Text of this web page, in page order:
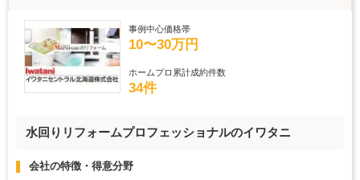
事例中心価格帯
10〜30万円
ホームプロ累計成約件数
34件
水回りリフォームプロフェッショナルのイワタニ
会社の特徴・得意分野